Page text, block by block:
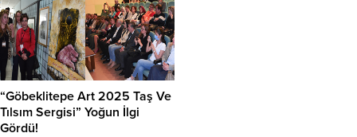
“Göbeklitepe Art 2025 Taş Ve
Tılsım Sergisi” Yoğun İlgi
Gördü!